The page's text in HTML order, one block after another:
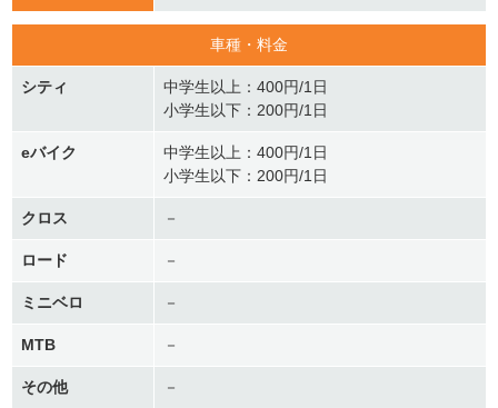
車種・料金
シティ
中学生以上：400円/1日
小学生以下：200円/1日
eバイク
中学生以上：400円/1日
小学生以下：200円/1日
クロス －
ロード －
ミニベロ －
MTB －
その他 －